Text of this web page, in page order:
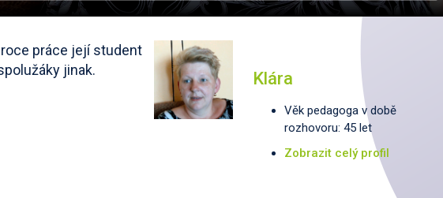
práce její student
jinak.
Klára
Věk pedagoga v době
rozhovoru: 45 let
Zobrazit celý profil